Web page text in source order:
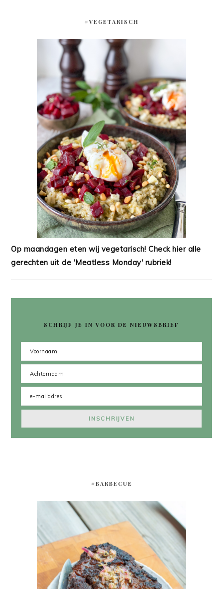
#VEGETARISCH
Op maandagen eten wij vegetarisch! Check hier alle
gerechten uit de 'Meatless Monday' rubriek!
SCHRIJF JE IN VOOR DE NIEUWSBRIEF
#BARBECUE